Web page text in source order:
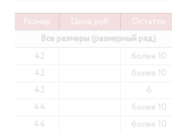
Размер Цена, руб Остаток
Все размеры (размерный ряд)
42 более 10
42 более 10
42 6
44 более 10
44 более 10